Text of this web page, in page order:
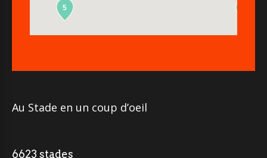
5
Au Stade en un coup d’oeil
6623 stades